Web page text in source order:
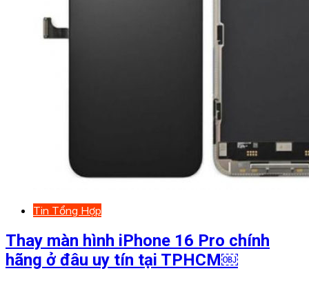
Tin Tổng Hợp
Thay màn hình iPhone 16 Pro chính
hãng ở đâu uy tín tại TPHCM￼